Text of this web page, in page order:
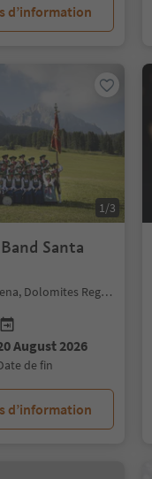
d’information
1/3
Santa
Sëlva/Selva di Val Gardena, Dolomites Region Val Gardena
August 2026
date de fin
d’information